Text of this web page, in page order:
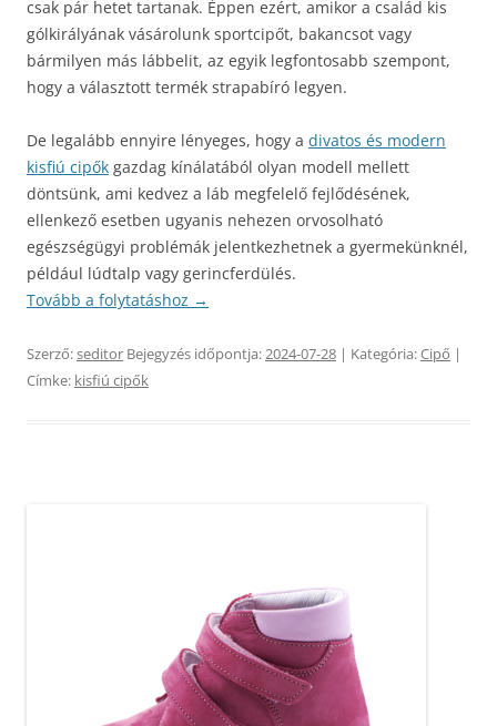
csak pár hetet tartanak. Éppen ezért, amikor a család kis
gólkirályának vásárolunk sportcipőt, bakancsot vagy
bármilyen más lábbelit, az egyik legfontosabb szempont,
hogy a választott termék strapabíró legyen.
De legalább ennyire lényeges, hogy a divatos és modern
kisfiú cipők gazdag kínálatából olyan modell mellett
döntsünk, ami kedvez a láb megfelelő fejlődésének,
ellenkező esetben ugyanis nehezen orvosolható
egészségügyi problémák jelentkezhetnek a gyermekünknél,
például lúdtalp vagy gerincferdülés.
Tovább a folytatáshoz →
Szerző:seditor Bejegyzés időpontja:2024-07-28 | Kategória:Cipő |
Címke: kisfiú cipők